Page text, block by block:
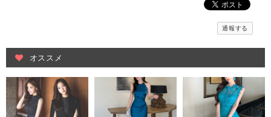
通報する
オススメ